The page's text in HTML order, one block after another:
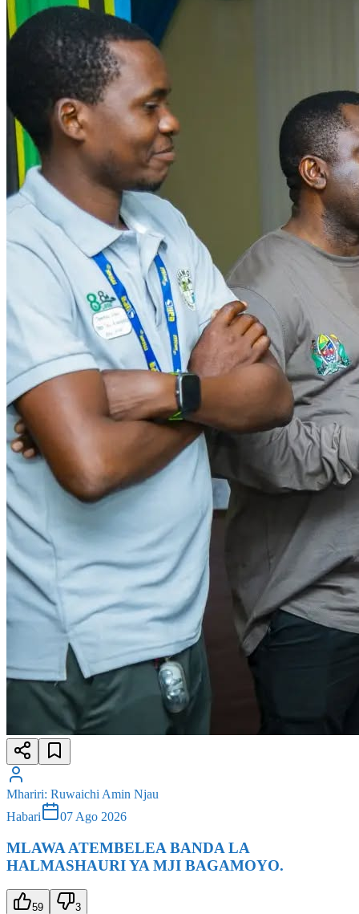
Mhariri: Ruwaichi Amin Njau
Habari
07 Ago 2026
MLAWA ATEMBELEA BANDA LA
HALMASHAURI YA MJI BAGAMOYO.
59 3